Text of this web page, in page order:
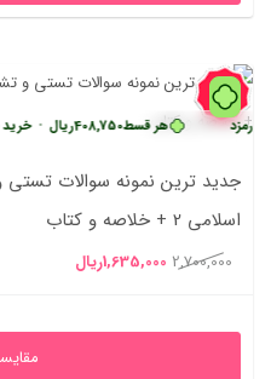
39%
هر قسط408,750ریال • خرید قسطی
جدید ترین نمونه سوالات
اسلامی 2 + خلاصه و کتاب
2,700,000 قیمت
2,700,000ریال
1,635,000ریال